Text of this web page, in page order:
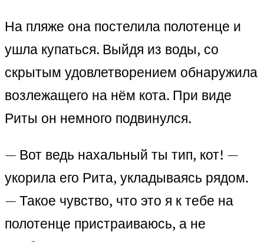
На пляже она постелила полотенце и
ушла купаться. Выйдя из воды, со
скрытым удовлетворением обнаружила
возлежащего на нём кота. При виде
Риты он немного подвинулся.
— Вот ведь нахальный ты тип, кот! —
укорила его Рита, укладываясь рядом.
— Такое чувство, что это я к тебе на
полотенце пристраиваюсь, а не